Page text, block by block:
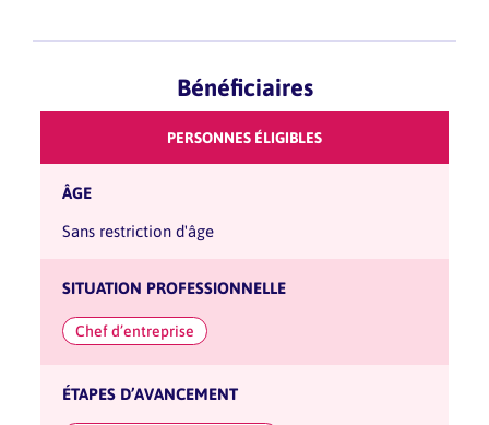
Bénéficiaires
PERSONNES ÉLIGIBLES
ÂGE
sans restriction d'âge
SITUATION PROFESSIONNELLE
Chef d’entreprise
ÉTAPES D’AVANCEMENT